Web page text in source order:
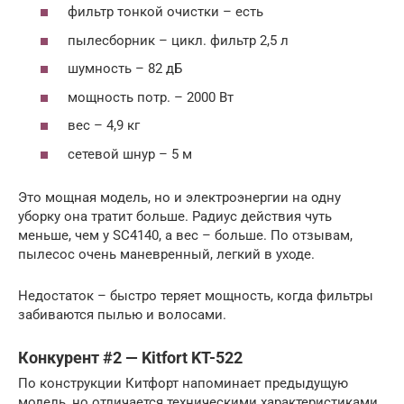
фильтр тонкой очистки – есть
пылесборник – цикл. фильтр 2,5 л
шумность – 82 дБ
мощность потр. – 2000 Вт
вес – 4,9 кг
сетевой шнур – 5 м
Это мощная модель, но и электроэнергии на одну
уборку она тратит больше. Радиус действия чуть
меньше, чем у SC4140, а вес – больше. По отзывам,
пылесос очень маневренный, легкий в уходе.
Недостаток – быстро теряет мощность, когда фильтры
забиваются пылью и волосами.
Конкурент #2 — Kitfort KT-522
По конструкции Китфорт напоминает предыдущую